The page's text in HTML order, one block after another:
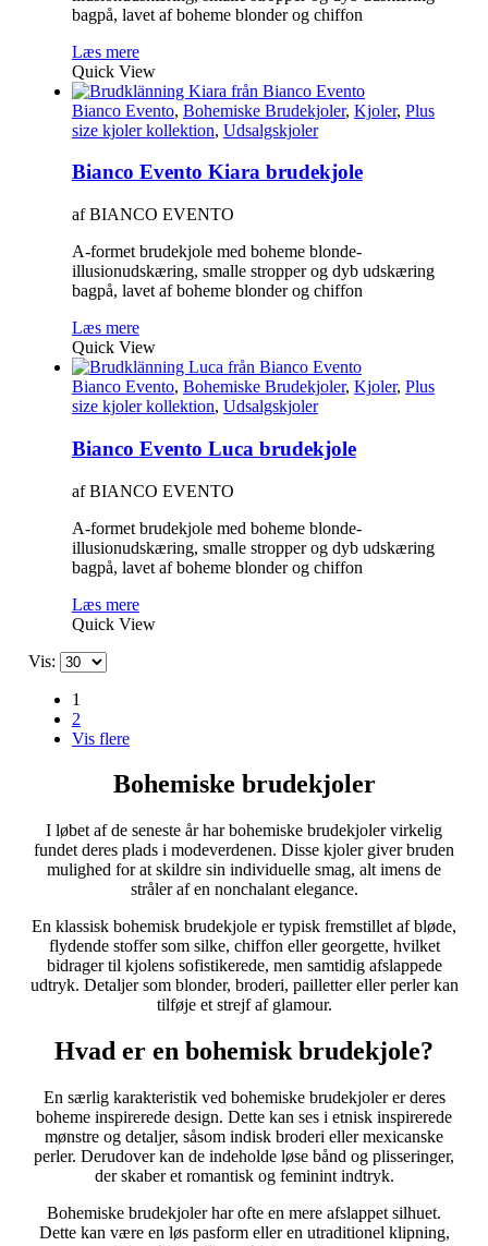
bagpå, lavet af boheme blonder og chiffon
Læs mere
Quick View
Bianco Evento, Bohemiske Brudekjoler, Kjoler, Plus
size kjoler kollektion, Udsalgskjoler
Bianco Evento Kiara brudekjole
af BIANCO EVENTO
A-formet brudekjole med boheme blonde-
illusionudskæring, smalle stropper og dyb udskæring
bagpå, lavet af boheme blonder og chiffon
Læs mere
Quick View
Bianco Evento, Bohemiske Brudekjoler, Kjoler, Plus
size kjoler kollektion, Udsalgskjoler
Bianco Evento Luca brudekjole
af BIANCO EVENTO
A-formet brudekjole med boheme blonde-
illusionudskæring, smalle stropper og dyb udskæring
bagpå, lavet af boheme blonder og chiffon
Læs mere
Quick View
Vis:
1
2
Vis flere
Bohemiske brudekjoler
I løbet af de seneste år har bohemiske brudekjoler virkelig
fundet deres plads i modeverdenen. Disse kjoler giver bruden
mulighed for at skildre sin individuelle smag, alt imens de
stråler af en nonchalant elegance.
En klassisk bohemisk brudekjole er typisk fremstillet af bløde,
flydende stoffer som silke, chiffon eller georgette, hvilket
bidrager til kjolens sofistikerede, men samtidig afslappede
udtryk. Detaljer som blonder, broderi, pailletter eller perler kan
tilføje et strejf af glamour.
Hvad er en bohemisk brudekjole?
En særlig karakteristik ved bohemiske brudekjoler er deres
boheme inspirerede design. Dette kan ses i etnisk inspirerede
mønstre og detaljer, såsom indisk broderi eller mexicanske
perler. Derudover kan de indeholde løse bånd og plisseringer,
der skaber et romantisk og feminint indtryk.
Bohemiske brudekjoler har ofte en mere afslappet silhuet.
Dette kan være en løs pasform eller en utraditionel klipning,